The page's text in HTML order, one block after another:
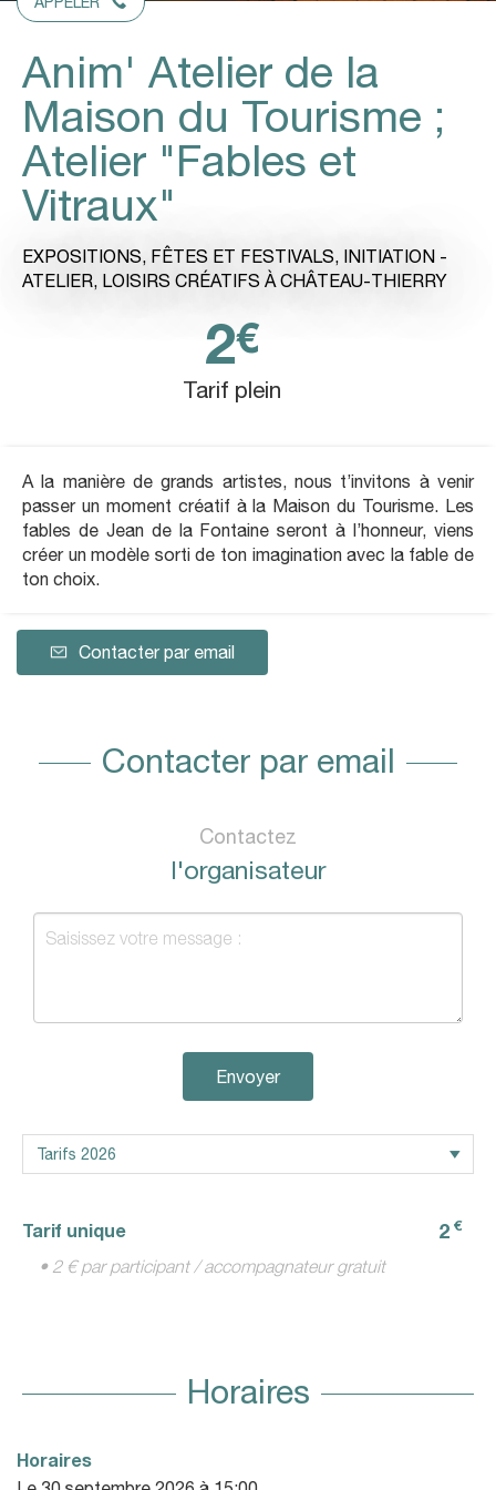
Anim' Atelier de la
Maison du Tourisme ;
Atelier "Fables et
Vitraux"
EXPOSITIONS, FÊTES ET FESTIVALS, INITIATION -
ATELIER, LOISIRS CRÉATIFS À CHÂTEAU-THIERRY
2€
Tarif plein
A la manière de grands artistes, nous t’invitons à venir
passer un moment créatif à la Maison du Tourisme. Les
fables de Jean de la Fontaine seront à l’honneur, viens
créer un modèle sorti de ton imagination avec la fable de
ton choix.
Contacter par email
Contacter par email
Contactez
l'organisateur
Envoyer
Tarif unique 2 €
• 2 € par participant / accompagnateur gratuit
Horaires
Horaires